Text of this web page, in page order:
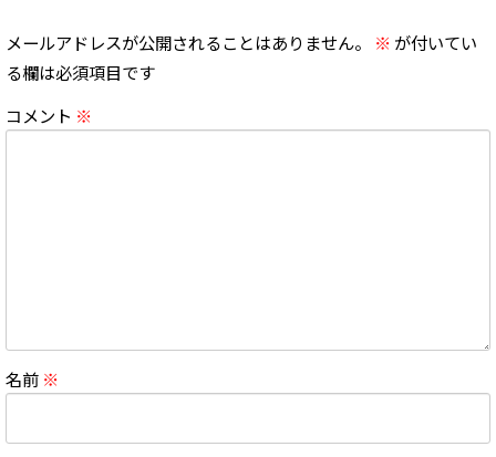
メールアドレスが公開されることはありません。 ※ が付いてい
る欄は必須項目です
コメント ※
名前 ※